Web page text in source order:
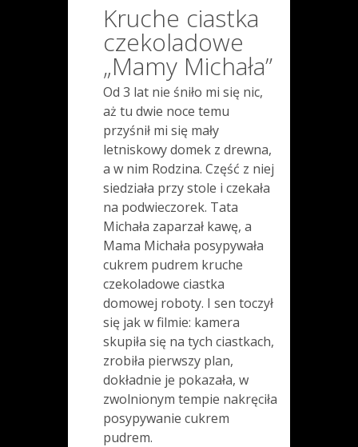
Kruche ciastka
czekoladowe
„Mamy Michała”
Od 3 lat nie śniło mi się nic,
aż tu dwie noce temu
przyśnił mi się mały
letniskowy domek z drewna,
a w nim Rodzina. Część z niej
siedziała przy stole i czekała
na podwieczorek. Tata
Michała zaparzał kawę, a
Mama Michała posypywała
cukrem pudrem kruche
czekoladowe ciastka
domowej roboty. I sen toczył
się jak w filmie: kamera
skupiła się na tych ciastkach,
zrobiła pierwszy plan,
dokładnie je pokazała, w
zwolnionym tempie nakręciła
posypywanie cukrem
pudrem.